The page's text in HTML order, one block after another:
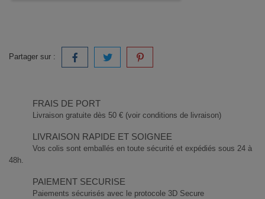
Partager sur :
FRAIS DE PORT
Livraison gratuite dès 50 € (voir conditions de livraison)
LIVRAISON RAPIDE ET SOIGNEE
Vos colis sont emballés en toute sécurité et expédiés sous 24 à
48h.
PAIEMENT SECURISE
Paiements sécurisés avec le protocole 3D Secure